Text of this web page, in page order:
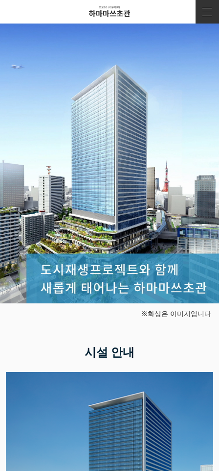
※화상은 이미지입니다
시설 안내